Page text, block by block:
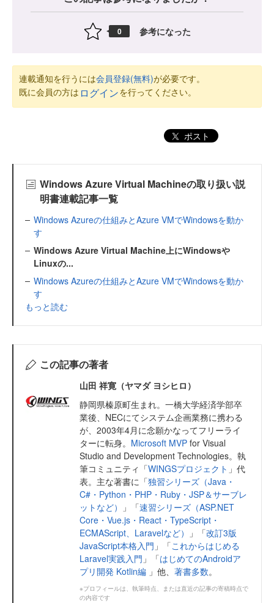
0 参考になった
連載通知を行うには会員登録(無料)が必要です。
既に会員の方は ログインを行ってください。
ポスト
Windows Azure Virtual Machineの取り扱い説
明書連載記事一覧
Windows Azureの仕組みとAzure VMでWindowsを動か
す
Windows Azure Virtual Machine上にWindowsや
Linuxの...
Windows Azureの仕組みとAzure VMでWindowsを動か
す
もっと読む
この記事の著者
山田 祥寛（ヤマダ ヨシヒロ）
静岡県榛原町生まれ。一橋大学経済学部卒
業後、NECにてシステム企画業務に携わる
が、2003年4月に念願かなってフリーライ
ターに転身。 Microsoft MVP for Visual
Studio and Development Technologies。執
筆コミュニティ「WINGSプロジェクト 」代
表。主な著書に「独習シリーズ（Java・
C#・Python・PHP・Ruby・JSP＆サーブレ
ットなど）
」「速習シリーズ（ASP.NET
Core・Vue.js・React・TypeScript・
ECMAScript、Laravelなど）
」「改訂3版
JavaScript本格入門 」「これからはじめる
Laravel実践入門 」「はじめてのAndroidア
プリ開発 Kotlin編 」他、 著書多数。
※プロフィールは、執筆時点、または直近の記事の寄稿時点で
の内容です